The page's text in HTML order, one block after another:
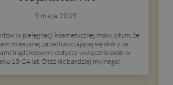
9 maja 2019
w pielęgnacji kosmetycznej mówi o tym, że
mieszanej, przetłuszczającej się skóry ze
trądzikowymi dotyczy wyłącznie osób w
13-24 lat. Otóż nic bardziej mylnego!